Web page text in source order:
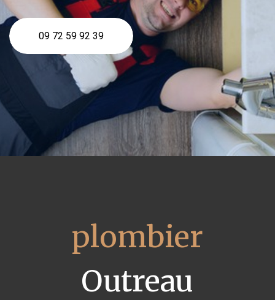
09 72 59 92 39
plombier
Outreau